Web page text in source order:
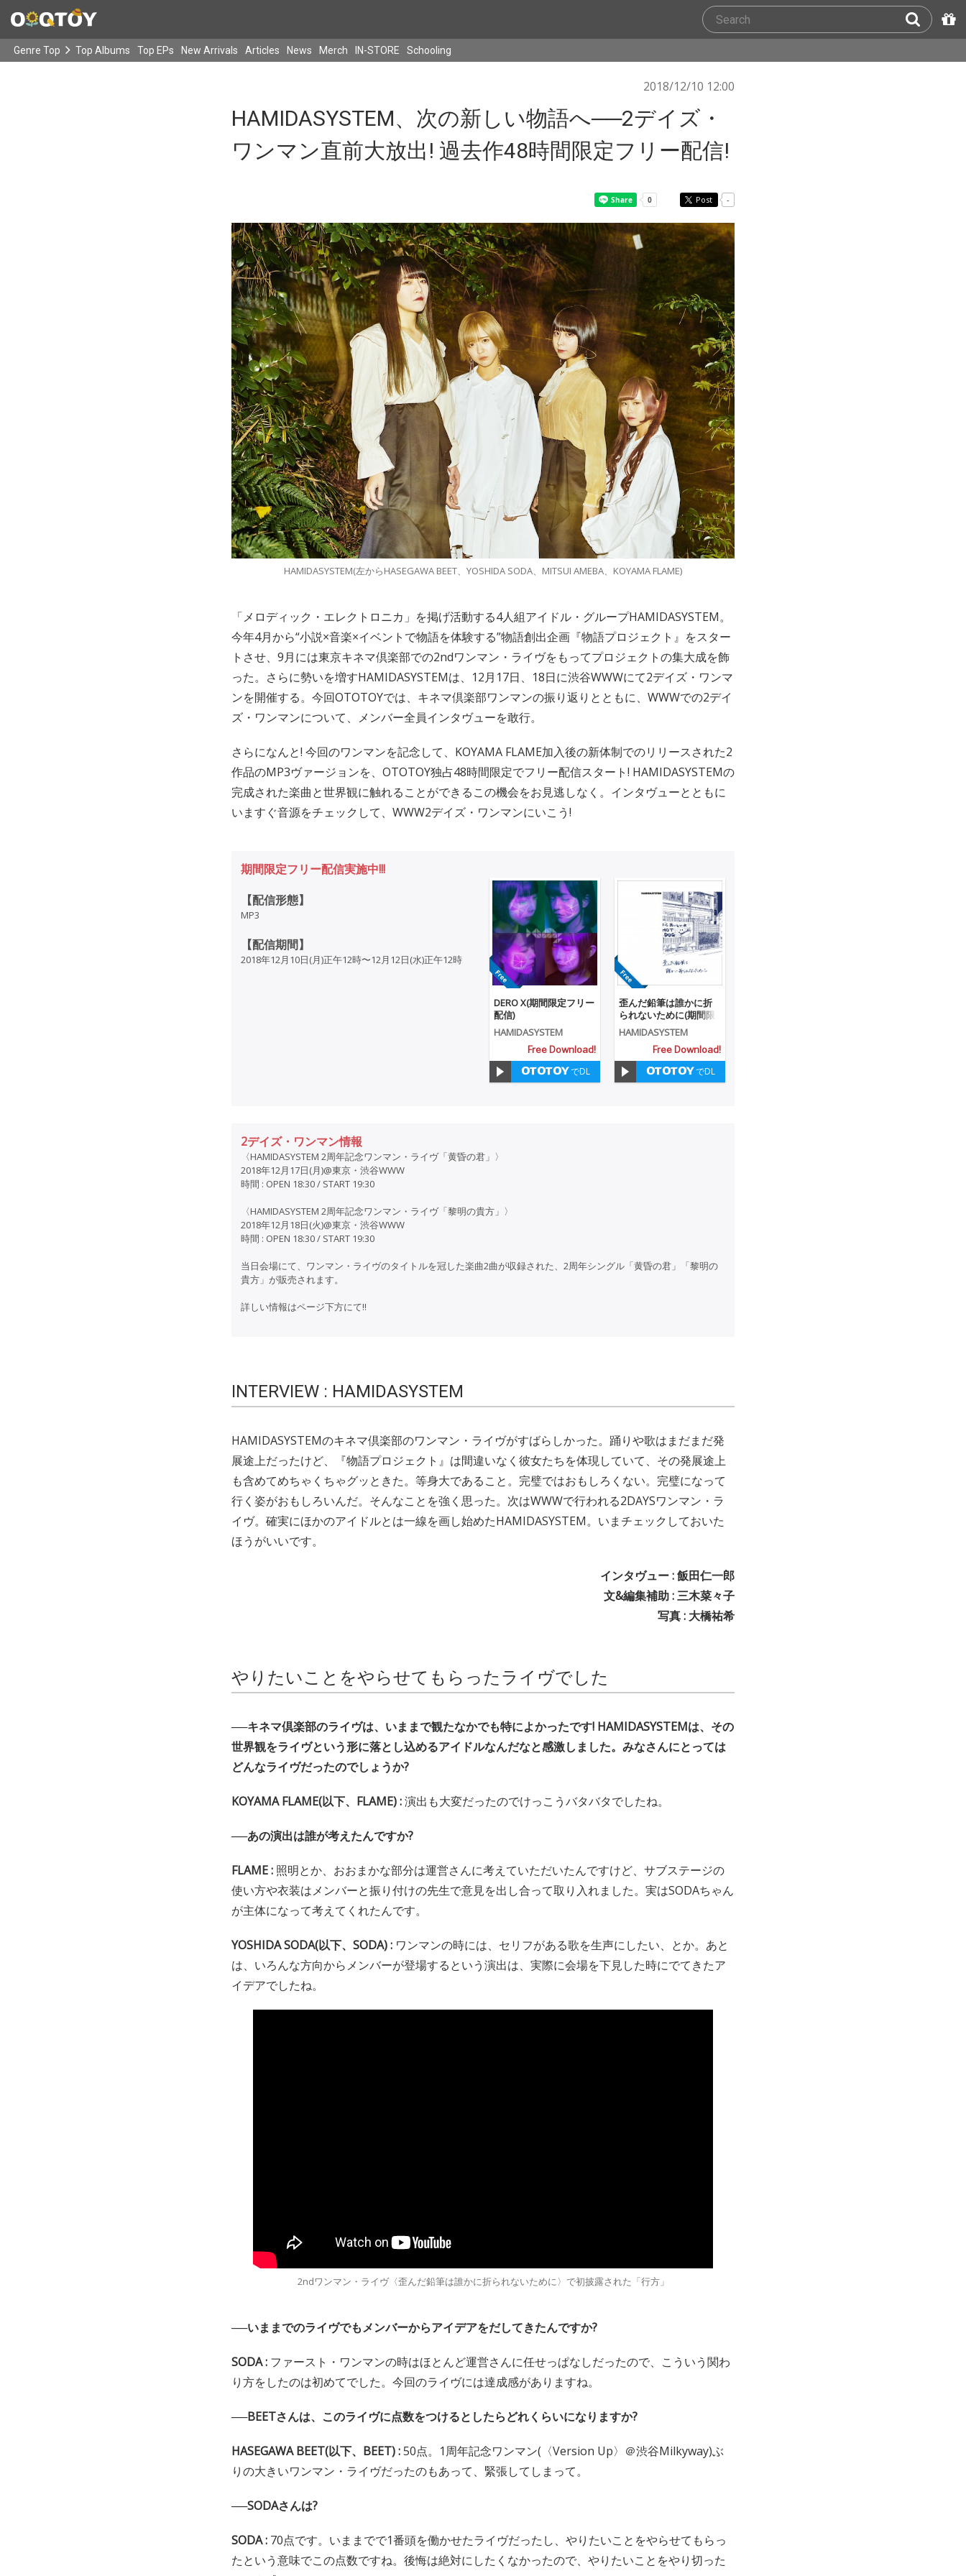
Genre Top Top Albums Top EPs New Arrivals Articles News Merch IN-STORE Schooling
2018/12/10 12:00
HAMIDASYSTEM、次の新しい物語へ──2デイズ・
ワンマン直前大放出! 過去作48時間限定フリー配信!
Post -
HAMIDASYSTEM(左からHASEGAWA BEET、YOSHIDA SODA、MITSUI AMEBA、KOYAMA FLAME)
「メロディック・エレクトロニカ」を掲げ活動する4人組アイドル・グループHAMIDASYSTEM。
今年4月から“小説×音楽×イベントで物語を体験する”物語創出企画『物語プロジェクト』をスター
トさせ、9月には東京キネマ倶楽部での2ndワンマン・ライヴをもってプロジェクトの集大成を飾
った。さらに勢いを増すHAMIDASYSTEMは、12月17日、18日に渋谷WWWにて2デイズ・ワンマ
ンを開催する。今回OTOTOYでは、キネマ倶楽部ワンマンの振り返りとともに、WWWでの2デイ
ズ・ワンマンについて、メンバー全員インタヴューを敢行。
さらになんと! 今回のワンマンを記念して、KOYAMA FLAME加入後の新体制でのリリースされた2
作品のMP3ヴァージョンを、OTOTOY独占48時間限定でフリー配信スタート! HAMIDASYSTEMの
完成された楽曲と世界観に触れることができるこの機会をお見逃しなく。インタヴューとともに
いますぐ音源をチェックして、WWW2デイズ・ワンマンにいこう!
期間限定フリー配信実施中!!!
歪んだ鉛筆は誰かに折
られないために(期間限
定フリー配信)
HAMIDASYSTEM
Free Download!
でDL
DERO X(期間限定フリー
配信)
HAMIDASYSTEM
Free Download!
でDL
【配信形態】
MP3
【配信期間】
2018年12月10日(月)正午12時〜12月12日(水)正午12時
2デイズ・ワンマン情報
〈HAMIDASYSTEM 2周年記念ワンマン・ライヴ「黄昏の君」〉
2018年12月17日(月)@東京・渋谷WWW
時間 : OPEN 18:30 / START 19:30
〈HAMIDASYSTEM 2周年記念ワンマン・ライヴ「黎明の貴方」〉
2018年12月18日(火)@東京・渋谷WWW
時間 : OPEN 18:30 / START 19:30
当日会場にて、ワンマン・ライヴのタイトルを冠した楽曲2曲が収録された、2周年シングル「黄昏の君」「黎明の
貴方」が販売されます。
詳しい情報はページ下方にて!!
INTERVIEW : HAMIDASYSTEM
HAMIDASYSTEMのキネマ倶楽部のワンマン・ライヴがすばらしかった。踊りや歌はまだまだ発
展途上だったけど、『物語プロジェクト』は間違いなく彼女たちを体現していて、その発展途上
も含めてめちゃくちゃグッときた。等身大であること。完璧ではおもしろくない。完璧になって
行く姿がおもしろいんだ。そんなことを強く思った。次はWWWで行われる2DAYSワンマン・ラ
イヴ。確実にほかのアイドルとは一線を画し始めたHAMIDASYSTEM。いまチェックしておいた
ほうがいいです。
インタヴュー : 飯田仁一郎
文&編集補助 : 三木菜々子
写真 : 大橋祐希
やりたいことをやらせてもらったライヴでした
──キネマ倶楽部のライヴは、いままで観たなかでも特によかったです! HAMIDASYSTEMは、その
世界観をライヴという形に落とし込めるアイドルなんだなと感激しました。みなさんにとっては
どんなライヴだったのでしょうか?
KOYAMA FLAME(以下、FLAME) :演出も大変だったのでけっこうバタバタでしたね。
──あの演出は誰が考えたんですか?
FLAME : 照明とか、おおまかな部分は運営さんに考えていただいたんですけど、サブステージの
使い方や衣装はメンバーと振り付けの先生で意見を出し合って取り入れました。実はSODAちゃん
が主体になって考えてくれたんです。
YOSHIDA SODA(以下、SODA) : ワンマンの時には、セリフがある歌を生声にしたい、とか。あと
は、いろんな方向からメンバーが登場するという演出は、実際に会場を下見した時にでてきたア
イデアでしたね。
2ndワンマン・ライヴ〈歪んだ鉛筆は誰かに折られないために〉で初披露された「行方」
──いままでのライヴでもメンバーからアイデアをだしてきたんですか?
SODA : ファースト・ワンマンの時はほとんど運営さんに任せっぱなしだったので、こういう関わ
り方をしたのは初めてでした。今回のライヴには達成感がありますね。
──BEETさんは、このライヴに点数をつけるとしたらどれくらいになりますか?
HASEGAWA BEET(以下、BEET) :50点。1周年記念ワンマン(〈Version Up〉＠渋谷Milkyway)ぶ
りの大きいワンマン・ライヴだったのもあって、緊張してしまって。
──SODAさんは?
SODA : 70点です。いままでで1番頭を働かせたライヴだったし、やりたいことをやらせてもらっ
たという意味でこの点数ですね。後悔は絶対にしたくなかったので、やりたいことをやり切った